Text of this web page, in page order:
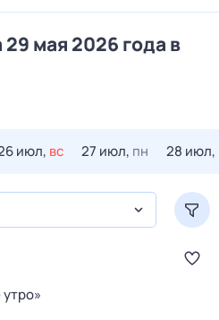
мая 2026 года в
июл, вс 27 июл, пн 28 июл,